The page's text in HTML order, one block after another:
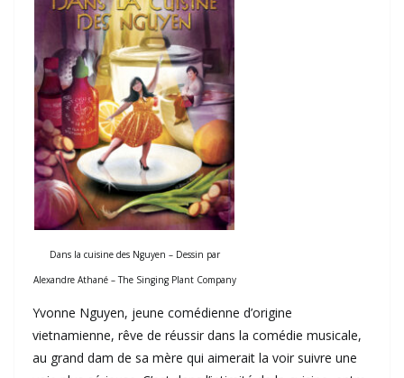
Dans la cuisine des Nguyen – Dessin par
Alexandre Athané – The Singing Plant Company
Yvonne Nguyen, jeune comédienne d’origine
vietnamienne, rêve de réussir dans la comédie musicale,
au grand dam de sa mère qui aimerait la voir suivre une